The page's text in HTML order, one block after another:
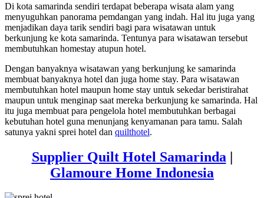
Di kota samarinda sendiri terdapat beberapa wisata alam yang
menyuguhkan panorama pemdangan yang indah. Hal itu juga yang
menjadikan daya tarik sendiri bagi para wisatawan untuk
berkunjung ke kota samarinda. Tentunya para wisatawan tersebut
membutuhkan homestay atupun hotel.
Dengan banyaknya wisatawan yang berkunjung ke samarinda
membuat banyaknya hotel dan juga home stay. Para wisatawan
membutuhkan hotel maupun home stay untuk sekedar beristirahat
maupun untuk menginap saat mereka berkunjung ke samarinda. Hal
itu juga membuat para pengelola hotel membutuhkan berbagai
kebutuhan hotel guna menunjang kenyamanan para tamu. Salah
satunya yakni sprei hotel dan quilthotel.
Supplier Quilt Hotel Samarinda |
Glamoure Home Indonesia